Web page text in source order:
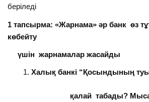
беріледі
1 тапсырма: «Жарнама» әр банк өз
көбейту
үшін жарнамалар жасайды
Халық банкі “Қосындының
қалай табады? Мысал